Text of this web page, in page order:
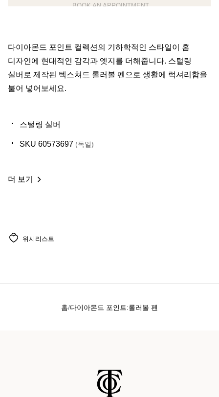
다이아몬드 포인트 컬렉션의 기하학적인 스타일이 홈
디자인에 현대적인 감각과 엣지를 더해줍니다. 스털링
실버로 제작된 텍스쳐드 롤러볼 펜으로 생활에 럭셔리함을
불어 넣어보세요.
스털링 실버
SKU 60573697 (독일)
더 보기
위시리스트
홈 다이아몬드 포인트:롤러볼 펜